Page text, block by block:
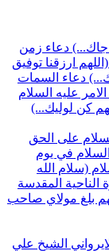
دعاء زمن
ارزقنا توفيق
دعاء السمات
عليه السلام
كن لوليك...)
على الحق
في يوم
(سلام الله
الناحية المقدسة
بلغ مولاي صاحب
الشيخ علي